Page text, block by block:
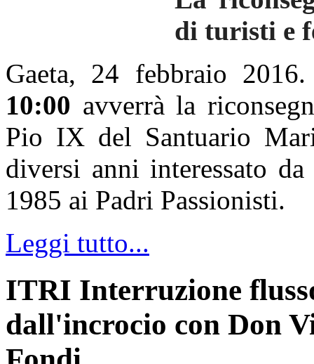
di turisti e
Gaeta, 24 febbraio 2016.
10:00 avverrà la
Pio IX del Santuario
diversi anni interessato
1985 ai Padri Passionisti.
Leggi tutto...
ITRI Interruzione
dall'incrocio con Don